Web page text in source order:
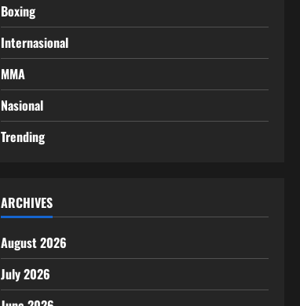
Boxing
Internasional
MMA
Nasional
Trending
ARCHIVES
August 2026
July 2026